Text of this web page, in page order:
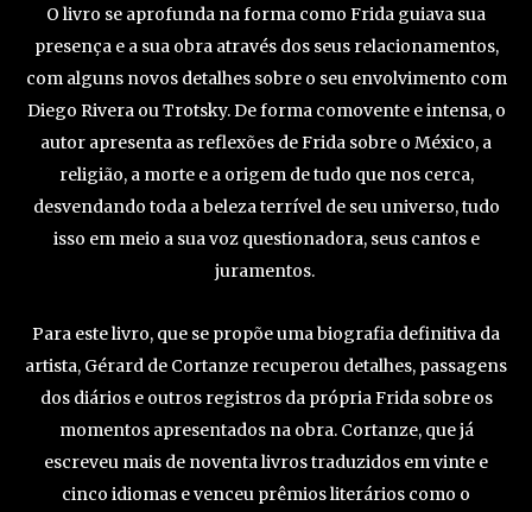
O livro se aprofunda na forma como Frida guiava sua
presença e a sua obra através dos seus relacionamentos,
com alguns novos detalhes sobre o seu envolvimento com
Diego Rivera ou Trotsky. De forma comovente e intensa, o
autor apresenta as reflexões de Frida sobre o México, a
religião, a morte e a origem de tudo que nos cerca,
desvendando toda a beleza terrível de seu universo, tudo
isso em meio a sua voz questionadora, seus cantos e
juramentos.
Para este livro, que se propõe uma biografia definitiva da
artista, Gérard de Cortanze recuperou detalhes, passagens
dos diários e outros registros da própria Frida sobre os
momentos apresentados na obra. Cortanze, que já
escreveu mais de noventa livros traduzidos em vinte e
cinco idiomas e venceu prêmios literários como o